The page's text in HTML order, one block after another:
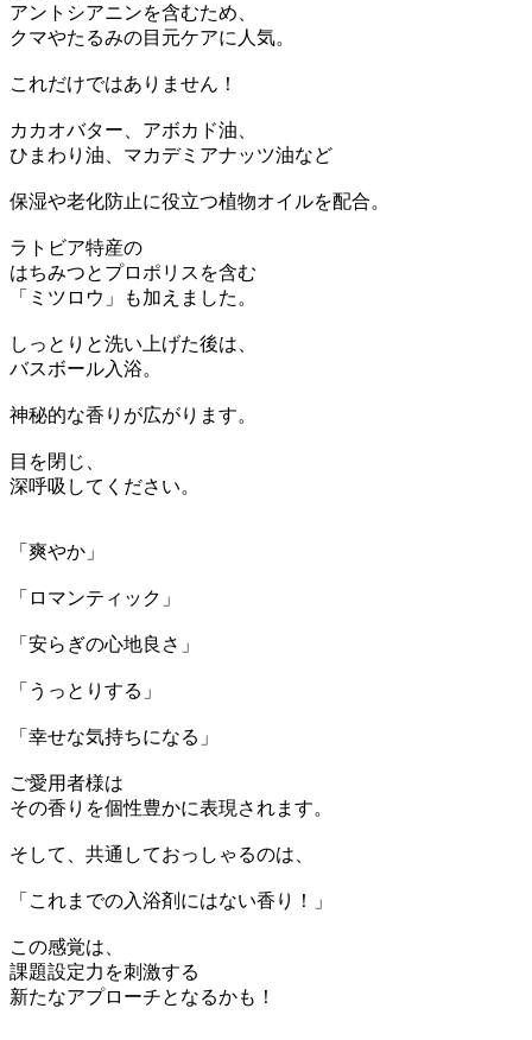
アントシアニンを含むため、
クマやたるみの目元ケアに人気。
これだけではありません！
カカオバター、アボカド油、
ひまわり油、マカデミアナッツ油など
保湿や老化防止に役立つ植物オイルを配合。
ラトビア特産の
はちみつとプロポリスを含む
「ミツロウ」も加えました。
しっとりと洗い上げた後は、
バスボール入浴。
神秘的な香りが広がります。
目を閉じ、
深呼吸してください。
「爽やか」
「ロマンティック」
「安らぎの心地良さ」
「うっとりする」
「幸せな気持ちになる」
ご愛用者様は
その香りを個性豊かに表現されます。
そして、共通しておっしゃるのは、
「これまでの入浴剤にはない香り！」
この感覚は、
課題設定力を刺激する
新たなアプローチとなるかも！